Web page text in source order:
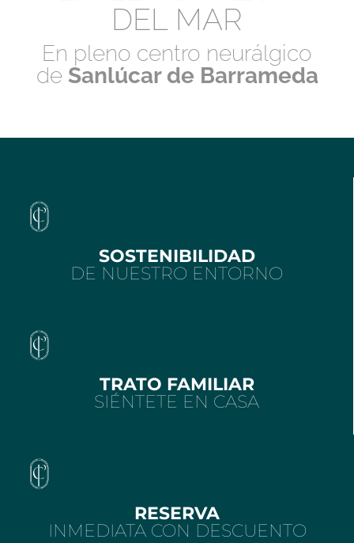
DEL MAR
En pleno centro neurálgico
de Sanlúcar de Barrameda
SOSTENIBILIDAD
DE NUESTRO ENTORNO
TRATO FAMILIAR
SIÉNTETE EN CASA
RESERVA
INMEDIATA CON DESCUENTO